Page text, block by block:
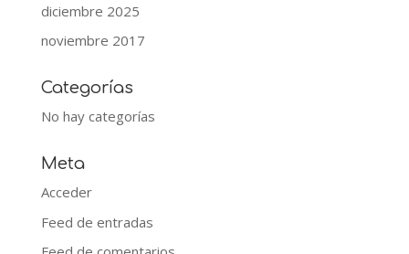
diciembre 2025
noviembre 2017
Categorías
No hay categorías
Meta
Acceder
Feed de entradas